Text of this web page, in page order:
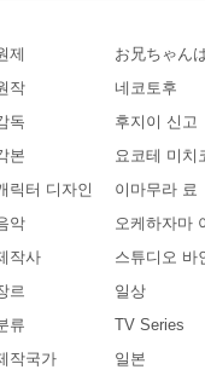
제
お兄ちゃん
작
네코토후
독
후지이 신고
본
요코테 미치
릭터 디자인
이마무라 료
악
오케하자마
작사
스튜디오 바
르
일상
류
TV Series
작국가
일본